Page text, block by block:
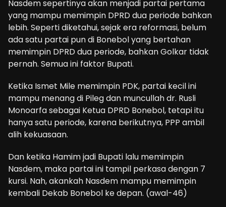
Nasdem sepertinya akan menjadi partai pertama
yang mampu memimpin DPRD dua periode bahkan
lebih. Seperti diketahui, sejak era reformasi, belum
ada satu partai pun di Bonebol yang bertahan
memimpin DPRD dua periode, bahkan Golkar tidak
pernah. Semua ini faktor Bupati.
Ketika Ismet Mile memimpin PDK, partai kecil ini
mampu menang di Pileg dan muncullah dr. Rusli
Monoarfa sebagai Ketua DPRD Bonebol, tetapi itu
hanya satu periode, karena berikutnya, PPP ambil
alih kekuasaan.
Dan ketika Hamim jadi Bupati lalu memimpin
Nasdem, maka partai ini tampil perkasa dengan 7
kursi. Nah, akankah Nasdem mampu memimpin
kembali Dekab Bonebol ke depan. (awal-46)